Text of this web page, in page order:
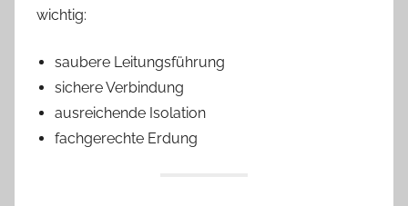
wichtig:
saubere Leitungsführung
sichere Verbindung
ausreichende Isolation
fachgerechte Erdung